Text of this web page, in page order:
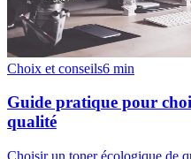
Choix et conseils6 min
Guide pratique pour
qualité
Choisir un toner écologique de